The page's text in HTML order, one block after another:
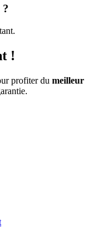
!
profiter du meilleur